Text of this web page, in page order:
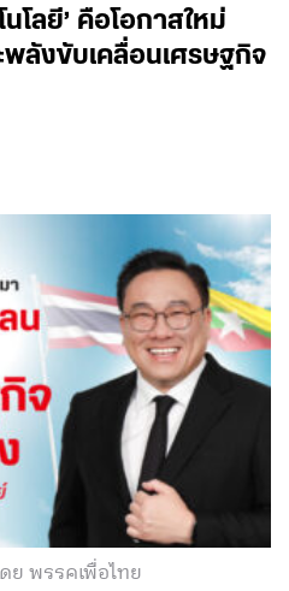
โลยี’ คือโอกาสใหม่
ลังขับเคลื่อนเศรษฐกิจ
ย พรรคเพื่อไทย